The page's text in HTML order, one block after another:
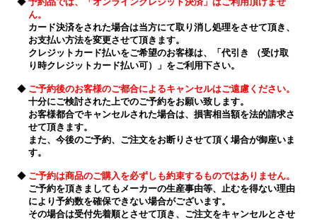
ん。
カード決済をされた場合は当方にて取り消し処理をさせて頂き、
お支払い方法を変更させて頂きます。
クレジットカード払いをご希望のお客様は、「代引き （受け取
り時クレジットカード払い可）」をご利用下さい。
◆ ご予約後のお客様のご都合によるキャンセルはご遠慮ください。
十分にご検討された上でのご予約をお願い致します。
お客様都合でキャンセルされた場合は、損害相当額を法的請求さ
せて頂きます。
また、今後のご予約、ご注文をお断りさせて頂く場合が御座いま
す。
◆ ご予約は商品のご購入を必ずしも約束するものではありません。
ご予約を頂きましてもメーカーの生産事由等、止むを得ない理由
により予約数を確保できない場合がございます。
その場合は受付先着順とさせて頂き、ご注文をキャンセルとさせ